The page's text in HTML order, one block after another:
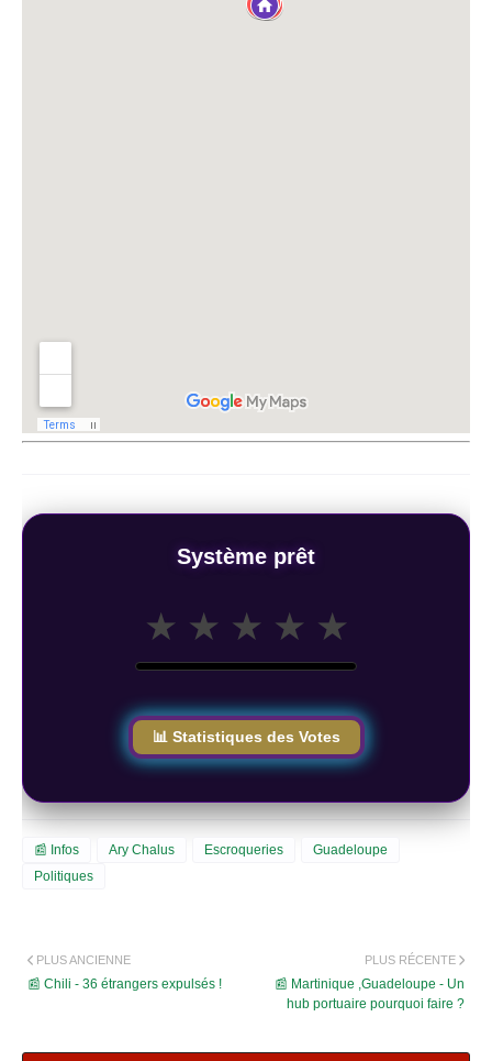
Système prêt
★ ★ ★ ★ ★
📊 Statistiques des Votes
📰 Infos Ary Chalus Escroqueries
Guadeloupe
Politiques
PLUS RÉCENTE
📰 Martinique ,Guadeloupe - Un
hub portuaire pourquoi faire ?
PLUS ANCIENNE
📰 Chili - 36 étrangers expulsés !